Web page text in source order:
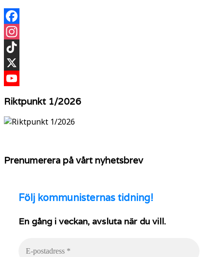
Facebook
Instagram
TikTok
X
Riktpunkt 1/2026
Prenumerera på vårt nyhetsbrev
Följ kommunisternas tidning!
En gång i veckan, avsluta när du vill.